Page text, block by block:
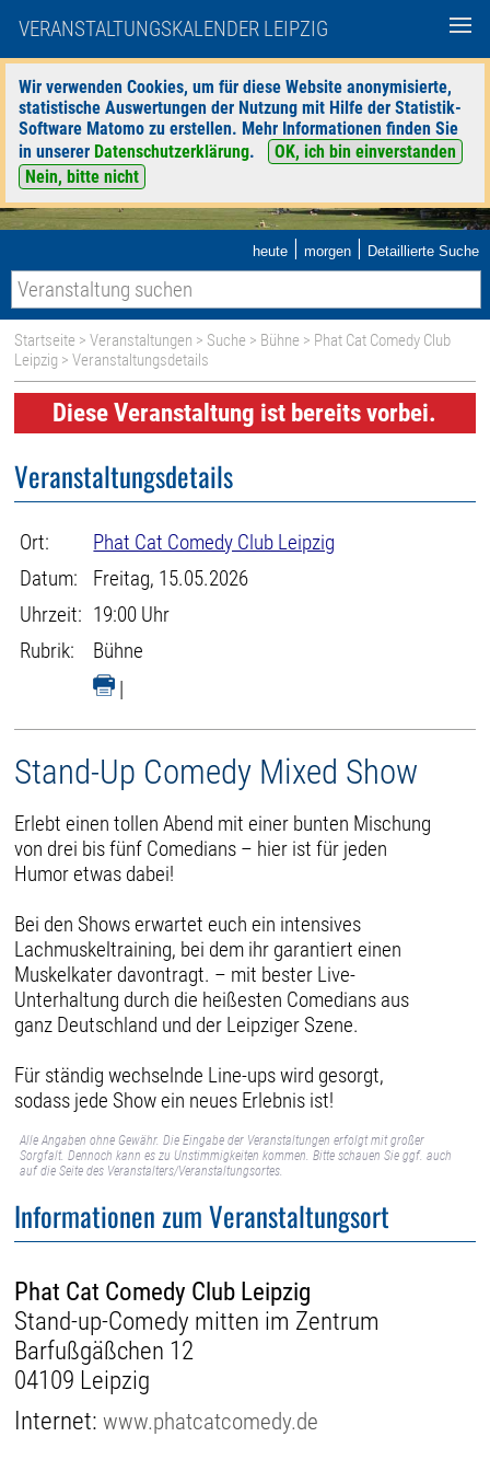
VERANSTALTUNGSKALENDER LEIPZIG
Wir verwenden Cookies, um für diese Website anonymisierte,
statistische Auswertungen der Nutzung mit Hilfe der Statistik-
Software Matomo zu erstellen. Mehr Informationen finden Sie
in unserer Datenschutzerklärung.
OK, ich bin einverstanden
Nein, bitte nicht
heute | morgen | Detaillierte Suche
Startseite >Veranstaltungen > Suche > Bühne > Phat Cat Comedy Club
Leipzig > Veranstaltungsdetails
Diese Veranstaltung ist bereits vorbei.
Veranstaltungsdetails
Ort:
Phat Cat Comedy Club Leipzig
Datum:
Freitag, 15.05.2026
Uhrzeit: 19:00 Uhr
Rubrik:
Bühne
|
Stand-Up Comedy Mixed Show
Erlebt einen tollen Abend mit einer bunten Mischung
von drei bis fünf Comedians – hier ist für jeden
Humor etwas dabei!
Bei den Shows erwartet euch ein intensives
Lachmuskeltraining, bei dem ihr garantiert einen
Muskelkater davontragt. – mit bester Live-
Unterhaltung durch die heißesten Comedians aus
ganz Deutschland und der Leipziger Szene.
Für ständig wechselnde Line-ups wird gesorgt,
sodass jede Show ein neues Erlebnis ist!
Alle Angaben ohne Gewähr. Die Eingabe der Veranstaltungen erfolgt mit großer
Sorgfalt. Dennoch kann es zu Unstimmigkeiten kommen. Bitte schauen Sie ggf. auch
auf die Seite des Veranstalters/Veranstaltungsortes.
Informationen zum Veranstaltungsort
Phat Cat Comedy Club Leipzig
Stand-up-Comedy mitten im Zentrum
Barfußgäßchen 12
04109 Leipzig
Internet:www.phatcatcomedy.de